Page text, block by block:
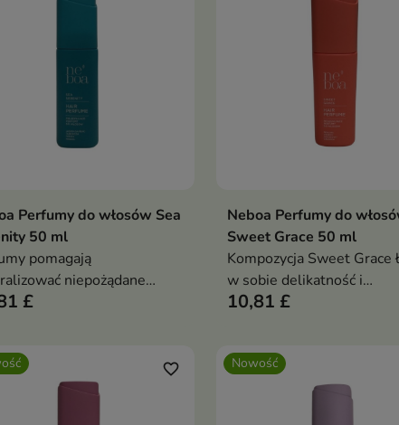
Dodaj do koszyka
Perfumy do włosów Sea
50 ml
pomagają
niepożądane
i pozostawiają włosy
£
Dodaj do
Neboa Perfumy do
Sweet Grace 50 ml
Kompozycja Sweet Grace
w sobie delikatność i
zmysłowość, tworząc
10,81 £
favorite_border Nowość